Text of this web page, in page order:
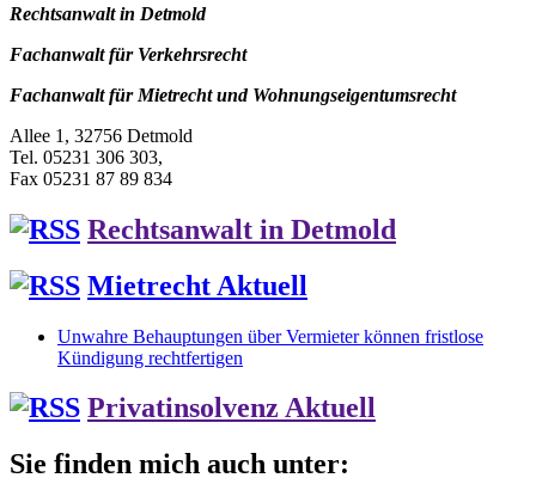
Rechtsanwalt in Detmold
Fachanwalt für Verkehrsrecht
Fachanwalt für Mietrecht und Wohnungseigentumsrecht
Allee 1, 32756 Detmold
Tel. 05231 306 303,
Fax 05231 87 89 834
Rechtsanwalt in Detmold
Mietrecht Aktuell
Unwahre Behauptungen über Vermieter können fristlose
Kündigung rechtfertigen
Privatinsolvenz Aktuell
Sie finden mich auch unter: